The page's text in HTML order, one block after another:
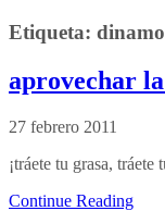
Etiqueta: dinamo
aprovechar
27 febrero 2011
¡tráete tu grasa,
Continue Reading